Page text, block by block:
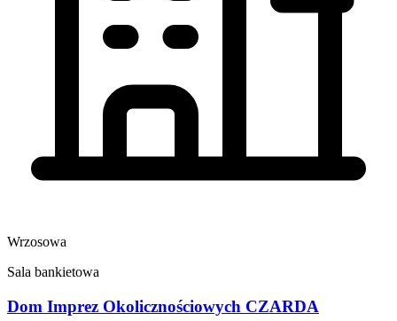
Wrzosowa
Sala bankietowa
Dom Imprez Okolicznościowych CZARDA